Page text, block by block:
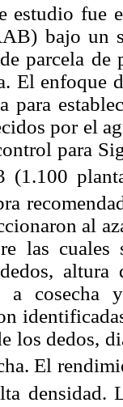
estudio fue
bajo un
parcela de
El enfoque
para
por el
para
(1.100
al
las cuales
a cosecha
los dedos,
El
densidad.